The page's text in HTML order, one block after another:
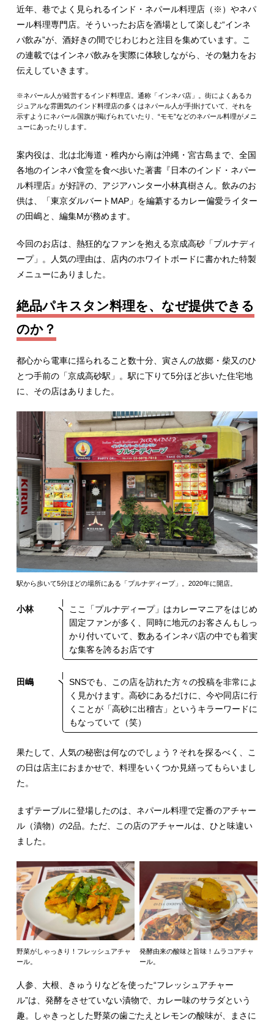
近年、巷でよく見られるインド・ネパール料理店（※）やネパ
ール料理専門店。そういったお店を酒場として楽しむ“インネ
パ飲み”が、酒好きの間でじわじわと注目を集めています。こ
の連載ではインネパ飲みを実際に体験しながら、その魅力をお
伝えしていきます。
※ネパール人が経営するインド料理店。通称「インネパ店」。街によくあるカ
ジュアルな雰囲気のインド料理店の多くはネパール人が手掛けていて、それを
示すようにネパール国旗が掲げられていたり、“モモ”などのネパール料理がメニ
ューにあったりします。
案内役は、北は北海道・稚内から南は沖縄・宮古島まで、全国
各地のインネパ食堂を食べ歩いた著書『日本のインド・ネパー
ル料理店』が好評の、アジアハンター小林真樹さん。飲みのお
供は、「東京ダルバートMAP」を編纂するカレー偏愛ライター
の田嶋と、編集Mが務めます。
今回のお店は、熱狂的なファンを抱える京成高砂「プルナディ
ープ」。人気の理由は、店内のホワイトボードに書かれた特製
メニューにありました。
絶品パキスタン料理を、なぜ提供できる
のか？
都心から電車に揺られること数十分、寅さんの故郷・柴又のひ
とつ手前の「京成高砂駅」。駅に下りて5分ほど歩いた住宅地
に、その店はありました。
駅から歩いて5分ほどの場所にある「プルナディープ」。2020年に開店。
小林
ここ「プルナディープ」はカレーマニアをはじめ
固定ファンが多く、同時に地元のお客さんもしっ
かり付いていて、数あるインネパ店の中でも着実
な集客を誇るお店です
田嶋
SNSでも、この店を訪れた方々の投稿を非常によ
く見かけます。高砂にあるだけに、今や同店に行
くことが「高砂に出稽古」というキラーワードに
もなっていて（笑）
果たして、人気の秘密は何なのでしょう？それを探るべく、こ
の日は店主におまかせで、料理をいくつか見繕ってもらいまし
た。
まずテーブルに登場したのは、ネパール料理で定番のアチャー
ル（漬物）の2品。ただ、この店のアチャールは、ひと味違い
ました。
野菜がしゃっきり！フレッシュアチャ
ール。
発酵由来の酸味と旨味！ムラコアチャ
ール。
人参、大根、きゅうりなどを使った“フレッシュアチャー
ル”は、発酵をさせていない漬物で、カレー味のサラダという
趣。しゃきっとした野菜の歯ごたえとレモンの酸味が、まさに